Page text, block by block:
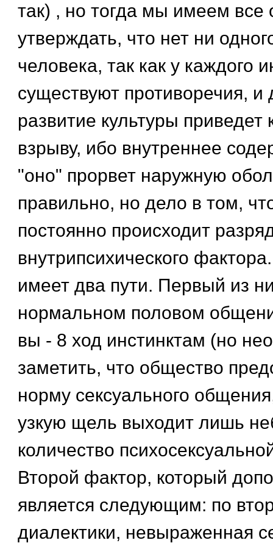
так) , но тогда мы имеем все
утверждать, что нет ни
человека, так как у каждого
существуют противоречия,
развитие культуры приведет
взрыву, ибо внутреннее
"оно" прорвет наружную
правильно, но дело в том,
постоянно происходит
внутрипсихического
имеет два пути. Первый из
нормальном половом
вы - 8 ход инстинктам (но
заметить, что общество
норму сексуального
узкую щель выходит лишь
количество
Второй фактор, который
является следующим: по
диалектики, невыраженная